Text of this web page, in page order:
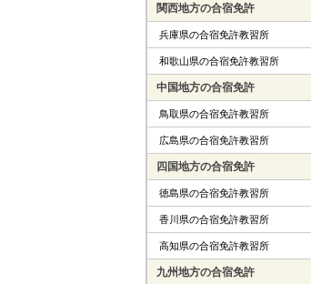
関西地方の合宿免許
兵庫県の合宿免許教習所
和歌山県の合宿免許教習所
中国地方の合宿免許
鳥取県の合宿免許教習所
広島県の合宿免許教習所
四国地方の合宿免許
徳島県の合宿免許教習所
香川県の合宿免許教習所
高知県の合宿免許教習所
九州地方の合宿免許